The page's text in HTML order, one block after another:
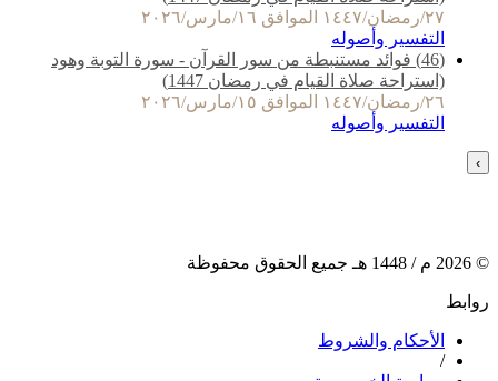
٢٧/رمضان/١٤٤٧ الموافق ١٦/مارس/٢٠٢٦
التفسير وأصوله
(46) فوائد مستنبطة من سور القرآن - سورة التوبة وهود
(استراحة صلاة القيام في رمضان 1447)
٢٦/رمضان/١٤٤٧ الموافق ١٥/مارس/٢٠٢٦
التفسير وأصوله
›
©
2026 م / 1448 هـ جميع الحقوق محفوظة
روابط
الأحكام والشروط
/